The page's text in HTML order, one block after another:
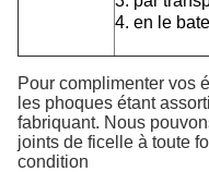
4. en le
Pour complimenter vos
les phoques étant
fabriquant. Nous
joints de ficelle à toute
condition